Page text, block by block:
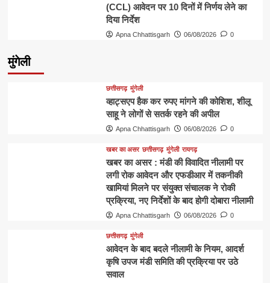
(CCL) आवेदन पर 10 दिनों में निर्णय लेने का
दिया निर्देश
Apna Chhattisgarh 06/08/2026 0
मुंगेली
छत्तीसगढ़ मुंगेली
व्हाट्सएप हैक कर रुपए मांगने की कोशिश, शीलू
साहू ने लोगों से सतर्क रहने की अपील
Apna Chhattisgarh 06/08/2026 0
खबर का असर छत्तीसगढ़ मुंगेली रायगढ़
खबर का असर : मंडी की विवादित नीलामी पर
लगी रोक आवेदन और एफडीआर में तकनीकी
खामियां मिलने पर संयुक्त संचालक ने रोकी
प्रक्रिया, नए निर्देशों के बाद होगी दोबारा नीलामी
Apna Chhattisgarh 06/08/2026 0
छत्तीसगढ़ मुंगेली
आवेदन के बाद बदले नीलामी के नियम, आदर्श
कृषि उपज मंडी समिति की प्रक्रिया पर उठे
सवाल